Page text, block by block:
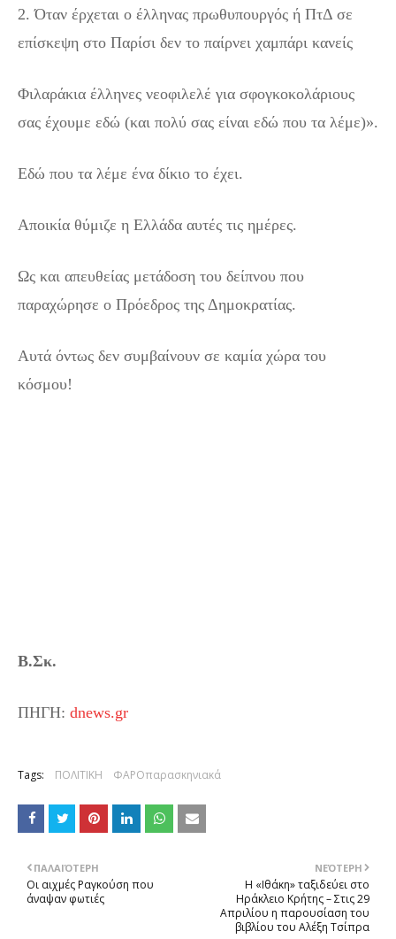
2. Όταν έρχεται ο έλληνας πρωθυπουργός ή ΠτΔ σε
επίσκεψη στο Παρίσι δεν το παίρνει χαμπάρι κανείς
Φιλαράκια έλληνες νεοφιλελέ για σφογκοκολάριους
σας έχουμε εδώ (και πολύ σας είναι εδώ που τα λέμε)».
Εδώ που τα λέμε ένα δίκιο το έχει.
Αποικία θύμιζε η Ελλάδα αυτές τις ημέρες.
Ως και απευθείας μετάδοση του δείπνου που
παραχώρησε ο Πρόεδρος της Δημοκρατίας.
Αυτά όντως δεν συμβαίνουν σε καμία χώρα του
κόσμου!
Β.Σκ.
ΠΗΓΗ: dnews.gr
Tags: ΠΟΛΙΤΙΚΗ ΦΑΡΟπαρασκηνιακά
ΝΕΌΤΕΡΗ
Η «Ιθάκη» ταξιδεύει στο
Ηράκλειο Κρήτης – Στις 29
Απριλίου η παρουσίαση του
βιβλίου του Αλέξη Τσίπρα
ΠΑΛΑΙΌΤΕΡΗ
Οι αιχμές Ραγκούση που
άναψαν φωτιές